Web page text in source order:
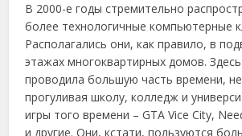
В 2000-е годы стремительно
более технологичные компьютерные
Располагались они, как правило, в
этажах многоквартирных домов.
проводила большую часть времени,
прогуливая школу, колледж и
игры того времени – GTA Vice City,
и другие. Они, кстати, пользуются